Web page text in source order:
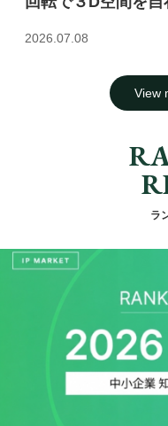
2026.07.08
View
ラ